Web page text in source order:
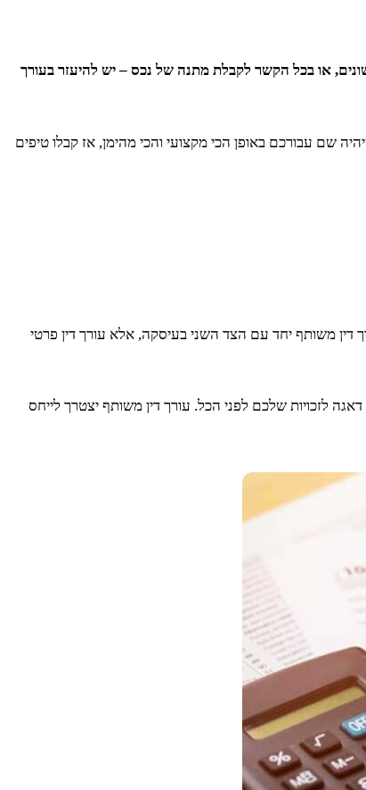
או בכל הקשר לקבלת מתנה של נכס – יש להיעזר בעורך
שם עבורכם באופן הכי מקצועי והכי מהימן, אז קבלו טיפים
דין משותף יחד עם הצד השני בעיסקה, אלא עורך דין פרטי
לזכויות שלכם לפני הכל. עורך דין משותף יצטרך לייחס